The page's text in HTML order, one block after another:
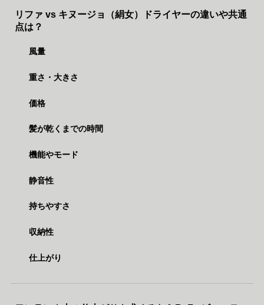
リファ vs キヌージョ（絹女）ドライヤーの違いや共通
点は？
風量
重さ・大きさ
価格
髪が乾くまでの時間
機能やモード
静音性
持ちやすさ
収納性
仕上がり